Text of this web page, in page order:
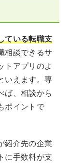
ている転職支
相談できるサ
トアプリのよ
いえます。専
ば、相談から
ポイントで
紹介先の企業
に手数料が支